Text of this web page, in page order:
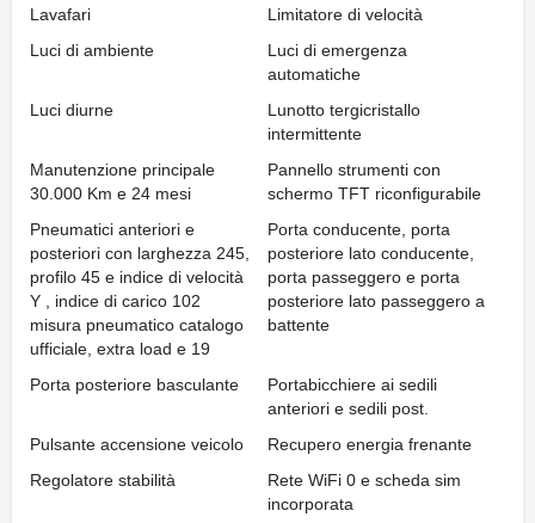
Lavafari
Limitatore di velocità
Luci di ambiente
Luci di emergenza
automatiche
Luci diurne
Lunotto tergicristallo
intermittente
Manutenzione principale
30.000 Km e 24 mesi
Pannello strumenti con
schermo TFT riconfigurabile
Pneumatici anteriori e
posteriori con larghezza 245,
profilo 45 e indice di velocità
Y , indice di carico 102
misura pneumatico catalogo
ufficiale, extra load e 19
Porta conducente, porta
posteriore lato conducente,
porta passeggero e porta
posteriore lato passeggero a
battente
Porta posteriore basculante
Portabicchiere ai sedili
anteriori e sedili post.
Pulsante accensione veicolo
Recupero energia frenante
Regolatore stabilità
Rete WiFi 0 e scheda sim
incorporata